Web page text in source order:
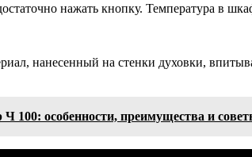
нажать кнопку. Температура в
нанесенный на стенки духовки,
Ч 100: особенности, преимущества и